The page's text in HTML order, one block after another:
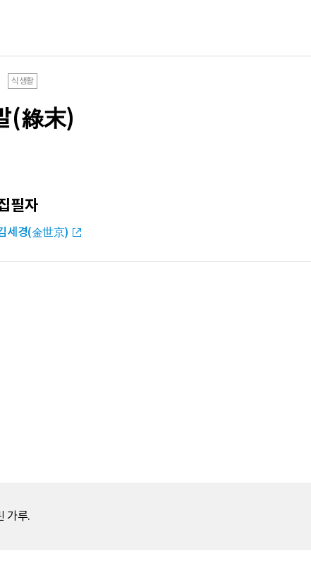
식생활
(綠末)
필자
세경(金世京)
가루.